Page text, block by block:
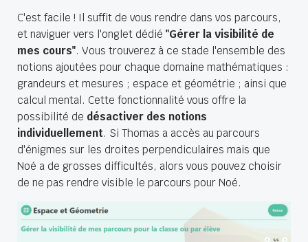
C'est facile ! Il suffit de vous rendre dans vos parcours,
et naviguer vers l'onglet dédié "Gérer la visibilité de
mes cours". Vous trouverez à ce stade l'ensemble des
notions ajoutées pour chaque domaine mathématiques :
grandeurs et mesures ; espace et géométrie ; ainsi que
calcul mental. Cette fonctionnalité vous offre la
possibilité de désactiver des notions
individuellement. Si Thomas a accès au parcours
d'énigmes sur les droites perpendiculaires mais que
Noé a de grosses difficultés, alors vous pouvez choisir
de ne pas rendre visible le parcours pour Noé.